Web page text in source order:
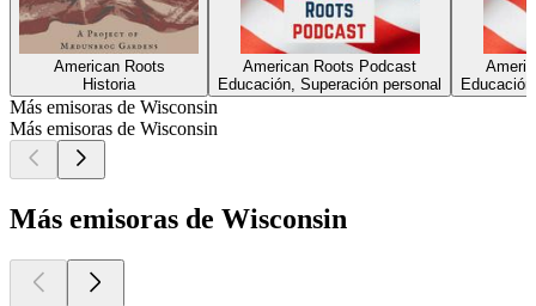
American Roots
Historia
American Roots Podcast
Educación, Superación personal
Más emisoras de Wisconsin
Más emisoras de Wisconsin
Más emisoras de Wisconsin